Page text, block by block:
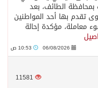
بمحافظة الطائف، بعد
تقدم بها أحد المواطنين
معاملة، مؤكدة إحالة
06/08/2026
11581